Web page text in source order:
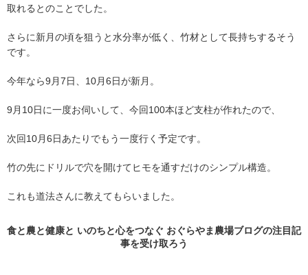
取れるとのことでした。
さらに新月の頃を狙うと水分率が低く、竹材として長持ちするそう
です。
今年なら9月7日、10月6日が新月。
9月10日に一度お伺いして、今回100本ほど支柱が作れたので、
次回10月6日あたりでもう一度行く予定です。
竹の先にドリルで穴を開けてヒモを通すだけのシンプル構造。
これも道法さんに教えてもらいました。
食と農と健康と いのちと心をつなぐ おぐらやま農場ブログの注目記
事を受け取ろう